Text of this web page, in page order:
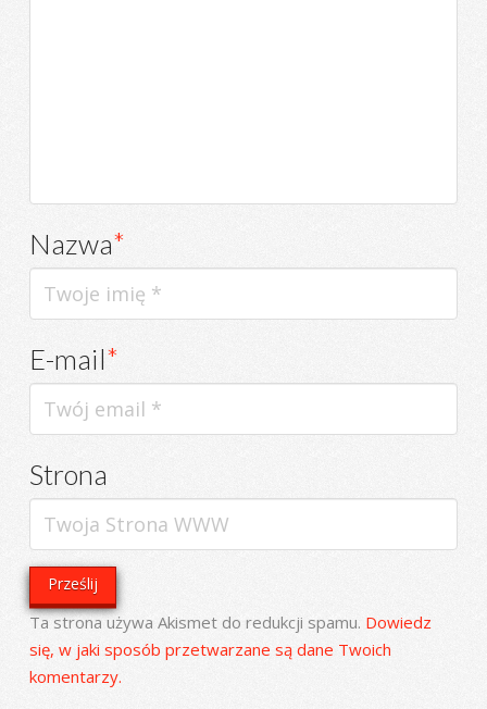
Nazwa*
E-mail*
Strona
Ta strona używa Akismet do redukcji spamu. Dowiedz
się, w jaki sposób przetwarzane są dane Twoich
komentarzy.